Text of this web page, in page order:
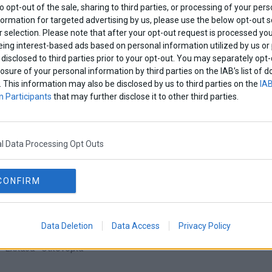
opt-out of the sale, sharing to third parties, or processing of your
for targeted advertising by us, please use the below opt-out
selection. Please note that after your opt-out request is processed
interest-based ads based on personal information utilized by us or
to third parties prior to your opt-out. You may separately
of your personal information by third parties on the IAB’s list of
This information may also be disclosed by us to third parties on the
Participants that may further disclose it to other third parties.
Data Processing Opt Outs
Data Deletion Data Access Privacy Policy
φόρμουλα για την μη περικοπή των συντάξεων
Home · Αδιακρίτως · Πολιτική
αλλαγές στα συμφωνηθέντα ενόψει
το αν ο Αλέξης Τσίπρας τηρήσει τα συμφωνηθέντα
· Ελλάδα · Οικονομία
άδικο και αντικοινωνικό η περικοπή
Ελλάδα · Οικονομία